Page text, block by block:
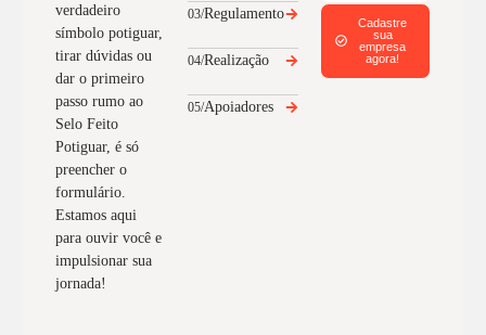
verdadeiro
símbolo potiguar,
tirar dúvidas ou
dar o primeiro
passo rumo ao
Selo Feito
Potiguar, é só
preencher o
formulário.
Estamos aqui
para ouvir você e
impulsionar sua
jornada!
03/Regulamento
04/Realização
05/Apoiadores
Cadastre
sua
empresa
agora!